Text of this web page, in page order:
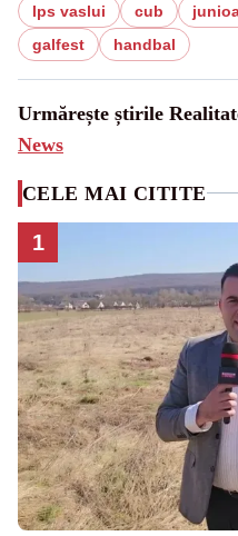
lps vaslui cub
galfest
handbal
Urmărește știrile
News
CELE MAI CITITE
1